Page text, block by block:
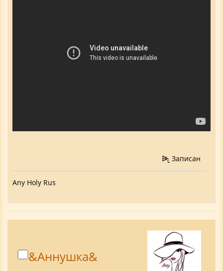
Записан
Any Holy Rus
&Аннушка&